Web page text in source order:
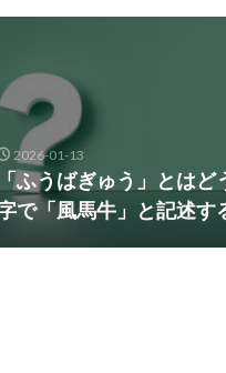
2026-01-13
「ふうばぎゅう」とは
で「風馬牛」と記述す